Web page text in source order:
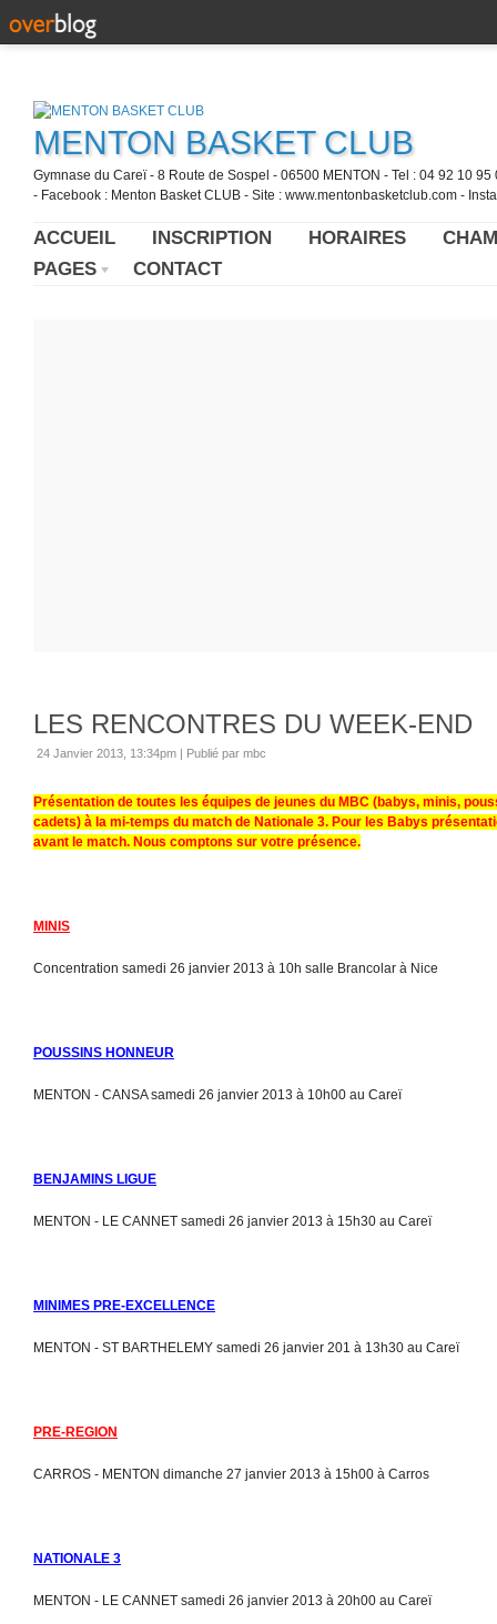
MENTON BASKET CLUB
Gymnase du Careï - 8 Route de Sospel - 06500 MENTON - Tel : 04 92 10
- Facebook : Menton Basket CLUB - Site : www.mentonbasketclub.com -
ACCUEIL INSCRIPTION HORAIRES
PAGES
CONTACT
LES RENCONTRES DU WEEK-END
24 Janvier 2013, 13:34pm | Publié par mbc
Présentation de toutes les équipes de jeunes du MBC (babys, minis,
cadets) à la mi-temps du match de Nationale 3. Pour les Babys
avant le match. Nous comptons sur votre présence.
MINIS
Concentration samedi 26 janvier 2013 à 10h salle Brancolar à Nice
POUSSINS HONNEUR
MENTON - CANSA samedi 26 janvier 2013 à 10h00 au Careï
BENJAMINS LIGUE
MENTON - LE CANNET samedi 26 janvier 2013 à 15h30 au Careï
MINIMES PRE-EXCELLENCE
MENTON - ST BARTHELEMY samedi 26 janvier 201 à 13h30 au Careï
PRE-REGION
CARROS - MENTON dimanche 27 janvier 2013 à 15h00 à Carros
NATIONALE 3
MENTON - LE CANNET samedi 26 janvier 2013 à 20h00 au Careï